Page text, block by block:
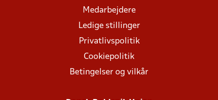
Medarbejdere
Ledige stillinger
Privatlivspolitik
Cookiepolitik
Betingelser og vilkår